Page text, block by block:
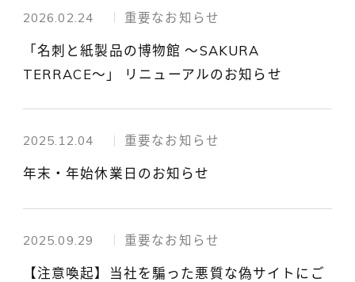
2026.02.24 重要なお知らせ
「名刺と紙製品の博物館 ～SAKURA
TERRACE～」 リニューアルのお知らせ
2025.12.04 重要なお知らせ
年末・年始休業日のお知らせ
2025.09.29 重要なお知らせ
【注意喚起】当社を騙った悪質な偽サイトにご